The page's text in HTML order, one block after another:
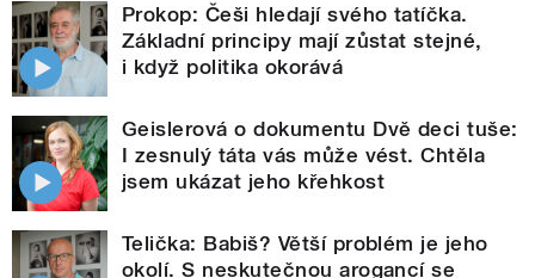
Prokop: Češi hledají svého tatíčka.
Základní principy mají zůstat stejné,
i když politika okorává
Geislerová o dokumentu Dvě deci tuše:
I zesnulý táta vás může vést. Chtěla
jsem ukázat jeho křehkost
Telička: Babiš? Větší problém je jeho
okolí. S neskutečnou arogancí se